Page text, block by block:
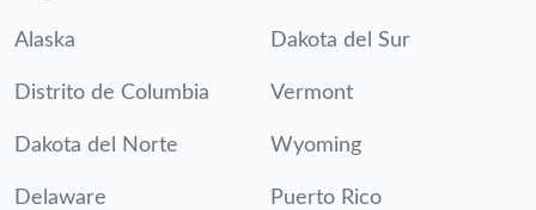
Alaska Dakota del Sur
Distrito de Columbia Vermont
Dakota del Norte Wyoming
Delaware Puerto Rico